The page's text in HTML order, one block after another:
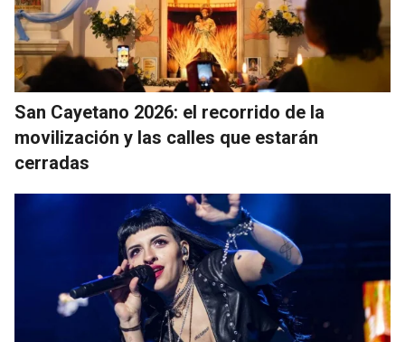
San Cayetano 2026: el recorrido de la
movilización y las calles que estarán
cerradas